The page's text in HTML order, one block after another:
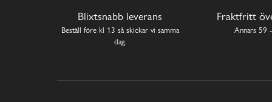
Blixtsnabb leverans
Beställ före kl 13 så skickar vi samma
dag.
Fraktfritt
Annars 59